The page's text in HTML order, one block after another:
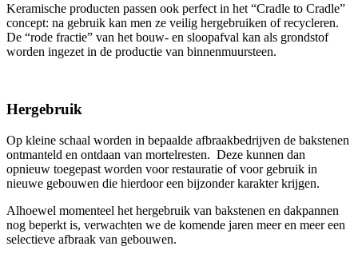
Keramische producten passen ook perfect in het “Cradle to Cradle”
concept: na gebruik kan men ze veilig hergebruiken of recycleren.
De “rode fractie” van het bouw- en sloopafval kan als grondstof
worden ingezet in de productie van binnenmuursteen.
Hergebruik
Op kleine schaal worden in bepaalde afbraakbedrijven de bakstenen
ontmanteld en ontdaan van mortelresten. Deze kunnen dan
opnieuw toegepast worden voor restauratie of voor gebruik in
nieuwe gebouwen die hierdoor een bijzonder karakter krijgen.
Alhoewel momenteel het hergebruik van bakstenen en dakpannen
nog beperkt is, verwachten we de komende jaren meer en meer een
selectieve afbraak van gebouwen.